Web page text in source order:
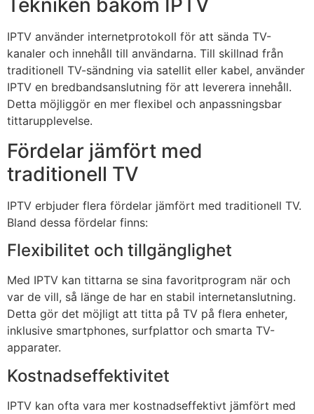
Tekniken bakom IPTV
IPTV använder internetprotokoll för att sända TV-
kanaler och innehåll till användarna. Till skillnad från
traditionell TV-sändning via satellit eller kabel, använder
IPTV en bredbandsanslutning för att leverera innehåll.
Detta möjliggör en mer flexibel och anpassningsbar
tittarupplevelse.
Fördelar jämfört med
traditionell TV
IPTV erbjuder flera fördelar jämfört med traditionell TV.
Bland dessa fördelar finns:
Flexibilitet och tillgänglighet
Med IPTV kan tittarna se sina favoritprogram när och
var de vill, så länge de har en stabil internetanslutning.
Detta gör det möjligt att titta på TV på flera enheter,
inklusive smartphones, surfplattor och smarta TV-
apparater.
Kostnadseffektivitet
IPTV kan ofta vara mer kostnadseffektivt jämfört med